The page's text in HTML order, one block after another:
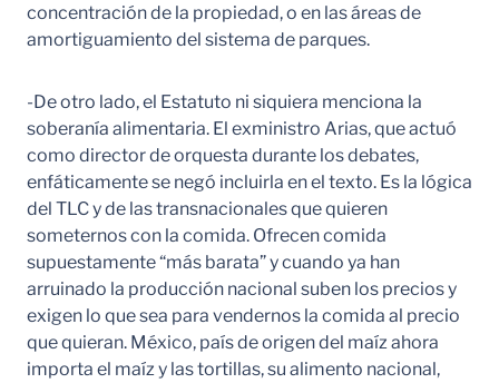
concentración de la propiedad, o en las áreas de
amortiguamiento del sistema de parques.
-De otro lado, el Estatuto ni siquiera menciona la
soberanía alimentaria. El exministro Arias, que actuó
como director de orquesta durante los debates,
enfáticamente se negó incluirla en el texto. Es la lógica
del TLC y de las transnacionales que quieren
someternos con la comida. Ofrecen comida
supuestamente “más barata” y cuando ya han
arruinado la producción nacional suben los precios y
exigen lo que sea para vendernos la comida al precio
que quieran. México, país de origen del maíz ahora
importa el maíz y las tortillas, su alimento nacional,